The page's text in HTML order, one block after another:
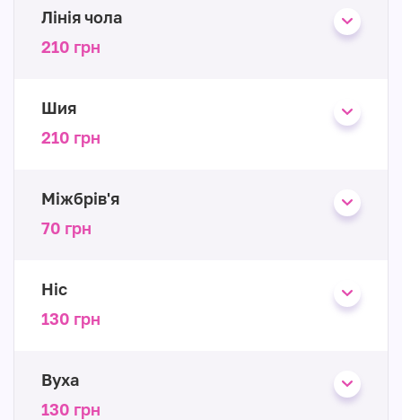
Лінія чола
210 грн
Шия
210 грн
Міжбрів'я
70 грн
Ніс
130 грн
Вуха
130 грн